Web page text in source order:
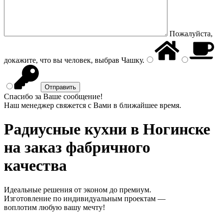
Пожалуйста,
докажите, что вы человек, выбрав Чашку.
Спасибо за Ваше сообщение!
Наш менеджер свяжется с Вами в ближайшее время.
Радиусные кухни в Ногинске
на заказ фабричного
качества
Идеальные решения от эконом до премиум.
Изготовление по индивидуальным проектам —
воплотим любую вашу мечту!